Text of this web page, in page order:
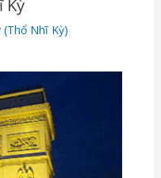
Kỳ
(Thổ Nhĩ Kỳ)